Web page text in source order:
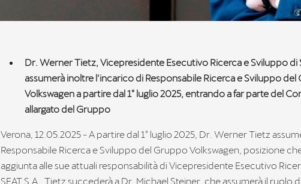
Dr. Werner Tietz, Vicepresidente Esecutivo Ricerca e Sviluppo di
assumerà inoltre l’incarico di Responsabile Ricerca e Sviluppo
Volkswagen a partire dal 1° luglio 2025, entrando a far parte del
allargato del Gruppo
Verona, 12.05.2025 - A partire dal 1° luglio 2025, Dr. Werner Tietz
Responsabile Ricerca e Sviluppo del Gruppo Volkswagen, posizione
aggiunta alle sue attuali responsabilità di Vicepresidente Esecutivo
SEAT S.A.. Tietz succederà a Dr. Michael Steiner, che assumerà il ruolo